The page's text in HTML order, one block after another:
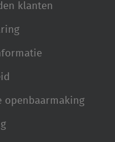
klanten
openbaarmaking